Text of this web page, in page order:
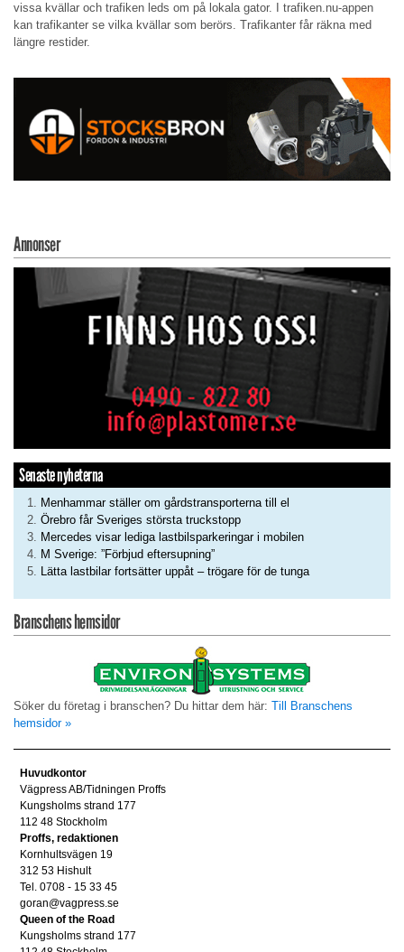
vissa kvällar och trafiken leds om på lokala gator. I trafiken.nu-appen
kan trafikanter se vilka kvällar som berörs. Trafikanter får räkna med
längre restider.
Annonser
Senaste nyheterna
Menhammar ställer om gårdstransporterna till el
Örebro får Sveriges största truckstopp
Mercedes visar lediga lastbilsparkeringar i mobilen
M Sverige: ”Förbjud eftersupning”
Lätta lastbilar fortsätter uppåt – trögare för de tunga
Branschens hemsidor
Söker du företag i branschen? Du hittar dem här: Till Branschens
hemsidor »
Huvudkontor
Vägpress AB/Tidningen Proffs
Kungsholms strand 177
112 48 Stockholm
Proffs, redaktionen
Kornhultsvägen 19
312 53 Hishult
Tel. 0708 - 15 33 45
goran@vagpress.se
Queen of the Road
Kungsholms strand 177